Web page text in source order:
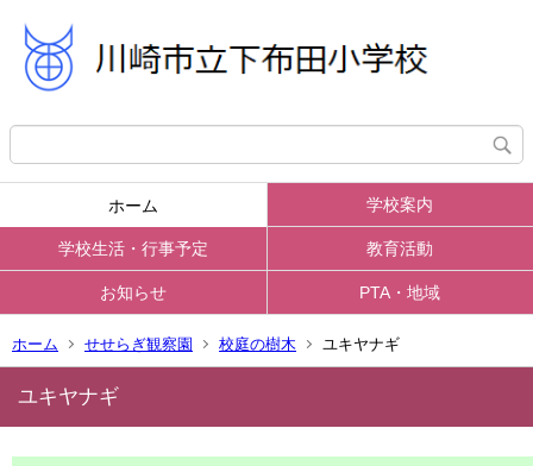
ホーム 学校案内
学校生活・行事予定 教育活動
お知らせ PTA・地域
ホーム せせらぎ観察園 校庭の樹木 ユキヤナギ
ユキヤナギ